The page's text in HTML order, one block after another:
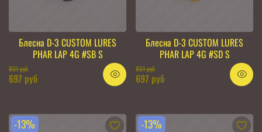
Блесна D-3 CUSTOM LURES
PHAR LAP 4G #SB S
801 руб
697 руб
Блесна D-3 CUSTOM LURES
PHAR LAP 4G #SD S
801 руб
697 руб
-13% -13%